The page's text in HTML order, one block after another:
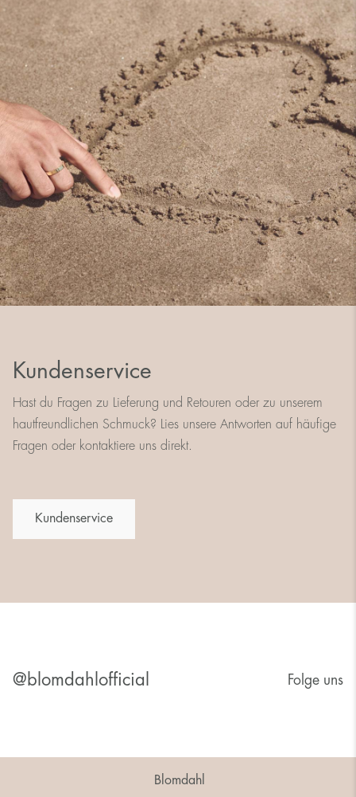
Kundenservice
Hast du Fragen zu Lieferung und Retouren oder zu unserem
hautfreundlichen Schmuck? Lies unsere Antworten auf häufige
Fragen oder kontaktiere uns direkt.
Kundenservice
@blomdahlofficial Folge uns
Blomdahl